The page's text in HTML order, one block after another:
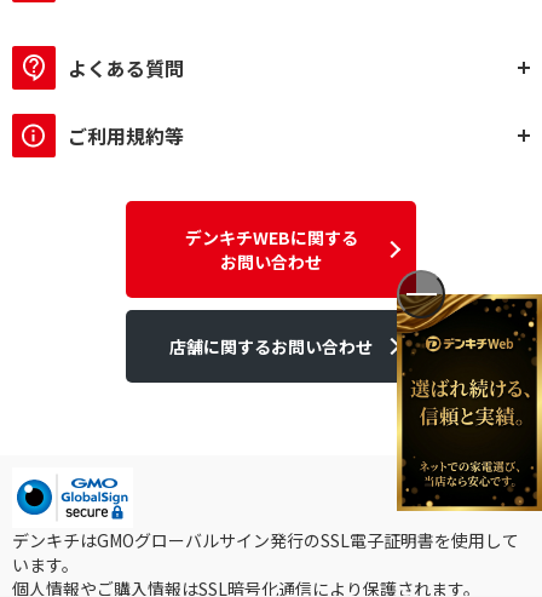
よくある質問
ご利用規約等
デンキチWEBに関する
お問い合わせ
店舗に関するお問い合わせ
デンキチはGMOグローバルサイン発行のSSL電子証明書を使用して
います。
個人情報やご購入情報はSSL暗号化通信により保護されます。